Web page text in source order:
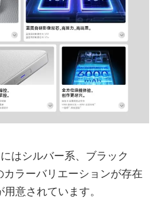
はシルバー系、ブラック
ラーバリエーションが存在
意されています。